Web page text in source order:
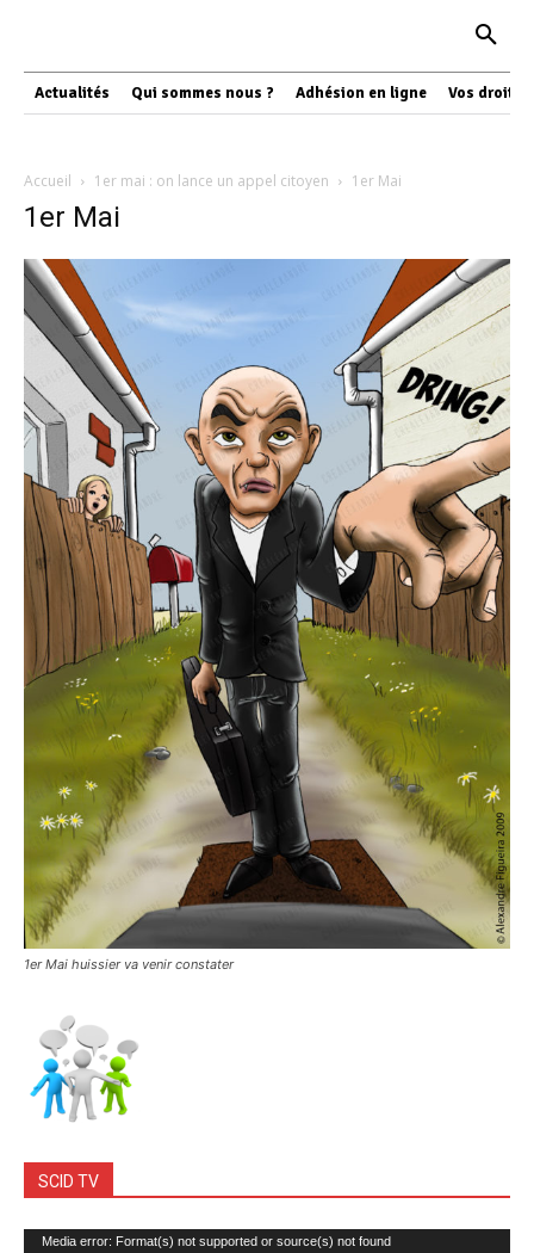
Actualités Qui sommes nous ? Adhésion en ligne Vos droits
Accueil 1er mai : on lance un appel citoyen 1er Mai
1er Mai
1er Mai huissier va venir constater
SCID TV
Lecteur
Media error: Format(s) not supported or source(s) not found